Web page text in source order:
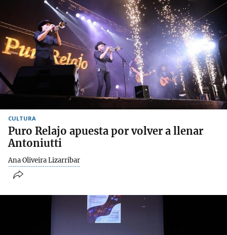
CULTURA
Puro Relajo apuesta por volver a llenar
Antoniutti
Ana Oliveira Lizarribar